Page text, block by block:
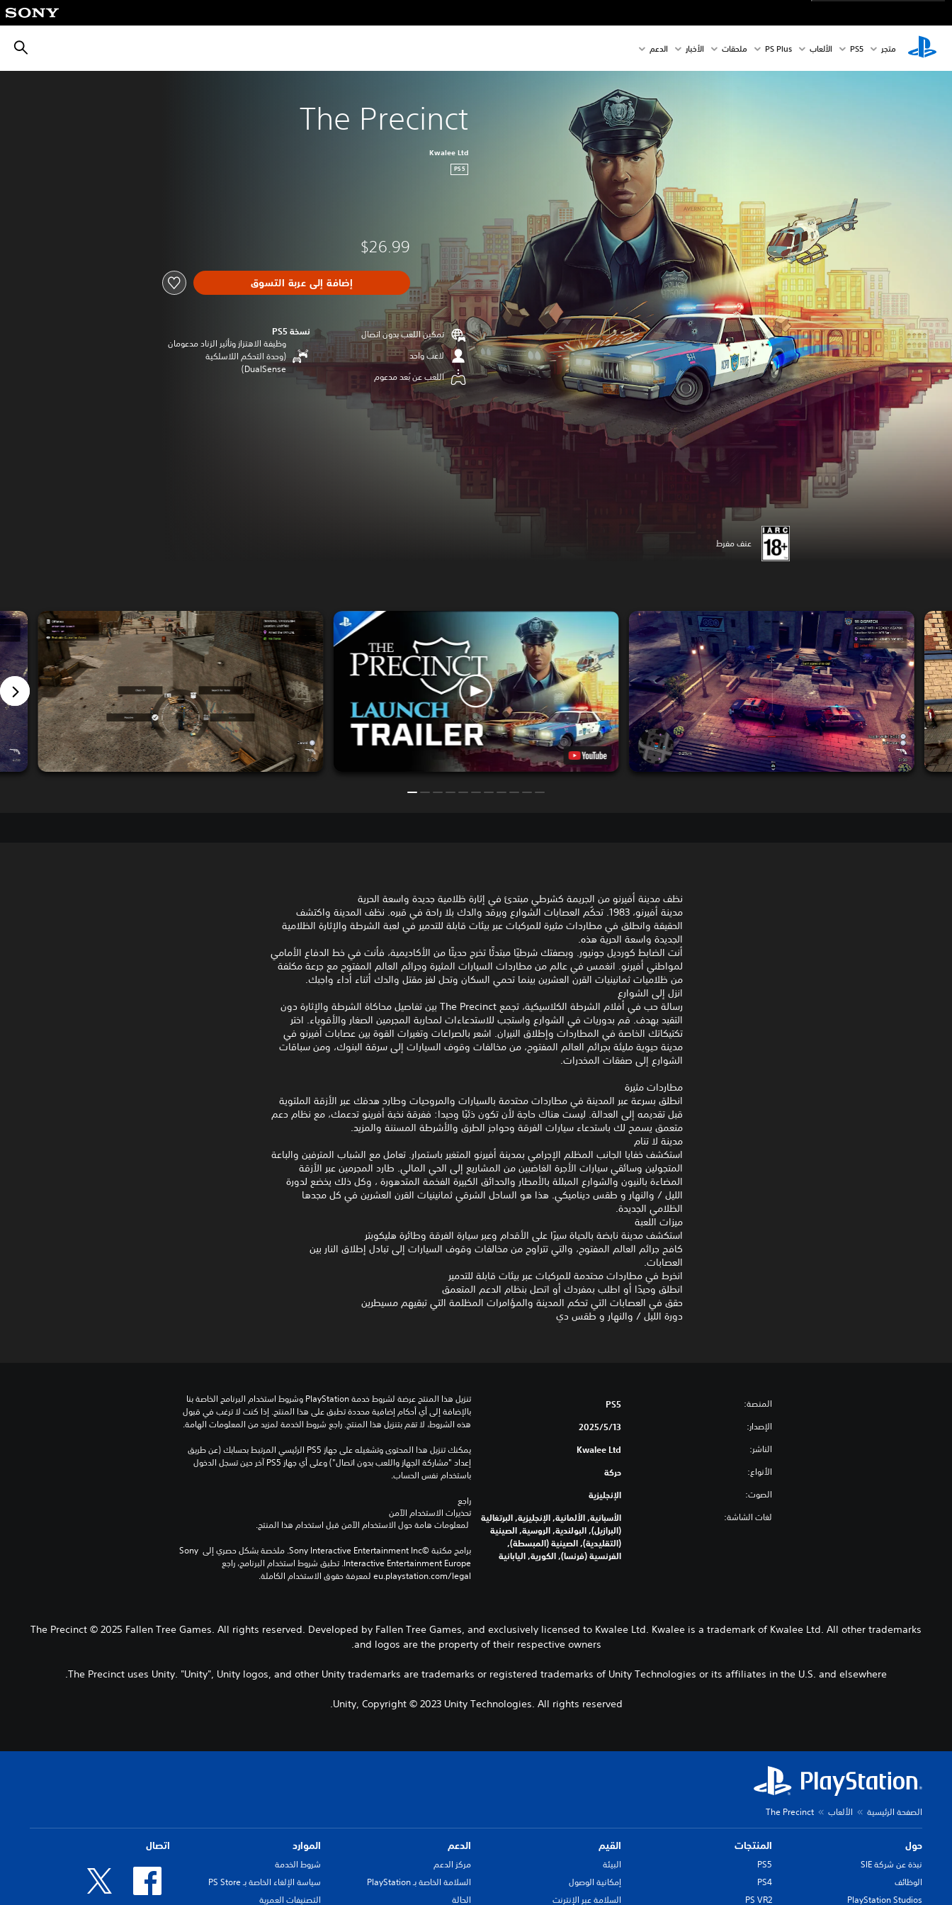
متجر PS5‏ الألعاب PS Plus ملحقات الأخبار الدعم
The Precinct
Kwalee Ltd
PS5
$26.99
إضافة إلى عربة التسوق
تمكين اللعب بدون اتصال
لاعب واحد
اللعب عن بُعد مدعوم
نسخة PS5‏
وظيفة الاهتزاز وتأثير الزناد مدعومان
(وحدة التحكم اللاسلكية
DualSense‏)
عنف مفرط
نظف مدينة أفيرنو من الجريمة كشرطي مبتدئ في إثارة ظلامية جديدة واسعة الحرية
مدينة أفيرنو، 1983. تحكُم العصابات الشوارع ويرقد والدك بلا راحة في قبره. نظف المدينة واكتشف
الحقيقة وانطلق في مطاردات مثيرة للمركبات عبر بيئات قابلة للتدمير في لعبة الشرطة والإثارة الظلامية
الجديدة واسعة الحرية هذه.
أنت الضابط كورديل جونيور. وبصفتك شرطيًا مبتدئًا تخرج حديثًا من الأكاديمية، فأنت في خط الدفاع الأمامي
لمواطني أفيرنو. انغمس في عالم من مطاردات السيارات المثيرة وجرائم العالم المفتوح مع جرعة مكثفة
من ظلاميات ثمانينيات القرن العشرين بينما تحمي السكان وتحل لغز مقتل والدك أثناء أداء واجبك.
انزل إلى الشوارع
رسالة حب في أفلام الشرطة الكلاسيكية، تجمع The Precinct بين تفاصيل محاكاة الشرطة والإثارة دون
التقيد بهدف. قم بدوريات في الشوارع واستجب للاستدعاءات لمحاربة المجرمين الصغار والأقوياء. اختر
تكتيكاتك الخاصة في المطاردات وإطلاق النيران. اشعر بالصراعات وتغيرات القوة بين عصابات أفيرنو في
مدينة حيوية مليئة بجرائم العالم المفتوح، من مخالفات وقوف السيارات إلى سرقة البنوك، ومن سباقات
الشوارع إلى صفقات المخدرات.
مطاردات مثيرة
انطلق بسرعة عبر المدينة في مطاردات محتدمة بالسيارات والمروحيات وطارد هدفك عبر الأزقة الملتوية
قبل تقديمه إلى العدالة. ليست هناك حاجة لأن تكون ذئبًا وحيدا: ففرقة نخبة أفرينو تدعمك، مع نظام دعم
متعمق يسمح لك باستدعاء سيارات الفرقة وحواجز الطرق والأشرطة المسننة والمزيد.
مدينة لا تنام
استكشف خفايا الجانب المظلم الإجرامي بمدينة أفيرنو المتغير باستمرار. تعامل مع الشباب المترفين والباعة
المتجولين وسائقي سيارات الأجرة الغاضبين من المشاريع إلى الحي المالي. طارد المجرمين عبر الأزقة
المضاءة بالنيون والشوارع المبللة بالأمطار والحدائق الكبيرة الفخمة المتدهورة ، وكل ذلك يخضع لدورة
الليل / والنهار و طقس ديناميكي. هذا هو الساحل الشرقي ثمانينيات القرن العشرين في كل مجدها
الظلامي الجديدة.
ميزات اللعبة
استكشف مدينة نابضة بالحياة سيرًا على الأقدام وعبر سيارة الفرقة وطائرة هليكوبتر
كافح جرائم العالم المفتوح، والتي تتراوح من مخالفات وقوف السيارات إلى تبادل إطلاق النار بين
العصابات.
انخرط في مطاردات محتدمة للمركبات عبر بيئات قابلة للتدمير
انطلق وحيدًا أو اطلب بمفردك أو اتصل بنظام الدعم المتعمق
حقق في العصابات التي تحكم المدينة والمؤامرات المظلمة التي تبقيهم مسيطرين
دورة الليل / والنهار و طقس دي
المنصة: PS5
الإصدار: 13‏/5‏/2025
الناشر: Kwalee Ltd
الأنواع: حركة
الصوت: الإنجليزية
لغات الشاشة:
الأسبانية, الألمانية, الإنجليزية, البرتغالية
(البرازيل), البولندية, الروسية, الصينية
(التقليدية), الصينية (المبسطة),
الفرنسية (فرنسا), الكورية, اليابانية
بالإضافة إلى أي أحكام إضافية محددة تطبق على هذا المنتج. إذا كنت لا ترغب في قبول
هذه الشروط، لا تقم بتنزيل هذا المنتج. راجع شروط الخدمة لمزيد من المعلومات الهامة.
يمكنك تنزيل هذا المحتوى وتشغيله على جهاز PS5 الرئيسي المرتبط بحسابك (عن طريق
إعداد "مشاركة الجهاز واللعب بدون اتصال") وعلى أي جهاز PS5 آخر حين تسجل الدخول
باستخدام نفس الحساب.
راجع
تحذيرات الاستخدام الآمن
برامج مكتبة ©Sony Interactive Entertainment Inc. ملخصة بشكل حصري إلى Sony
eu.playstation.com/legal لمعرفة حقوق الاستخدام الكاملة.
The Precinct © 2025 Fallen Tree Games. All rights reserved. Developed by Fallen Tree Games, and exclusively licensed to Kwalee Ltd. Kwalee is a trademark of Kwalee Ltd. All other trademarks
and logos are the property of their respective owners.
The Precinct uses Unity. "Unity", Unity logos, and other Unity trademarks are trademarks or registered trademarks of Unity Technologies or its affiliates in the U.S. and elsewhere.
Unity, Copyright © 2023 Unity Technologies. All rights reserved.
الصفحة الرئيسية الألعاب The Precinct
حول
نبذة عن شركة SIE
الوظائف
PlayStation Studios
المنتجات
PS5
PS4
PS VR2
القيم
البيئة
إمكانية الوصول
السلامة عبر الإنترنت
الدعم
مركز الدعم
السلامة الخاصة بـ PlayStation
الحالة
الموارد
شروط الخدمة
سياسة الإلغاء الخاصة بـ PS Store
التصنيفات العمرية
اتصال